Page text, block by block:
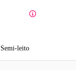
Semi-leito